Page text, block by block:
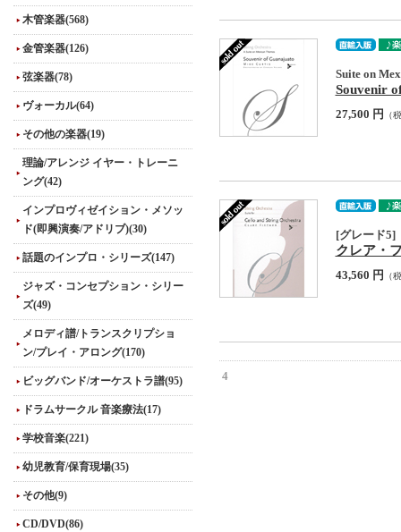
木管楽器(568)
金管楽器(126)
弦楽器(78)
ヴォーカル(64)
その他の楽器(19)
理論/アレンジ イヤー・トレーニ
ング(42)
インプロヴィゼイション・メソッ
ド(即興演奏/アドリブ)(30)
話題のインプロ・シリーズ(147)
ジャズ・コンセプション・シリー
ズ(49)
メロディ譜/トランスクリプショ
ン/プレイ・アロング(170)
ビッグバンド/オーケストラ譜(95)
ドラムサークル 音楽療法(17)
学校音楽(221)
幼児教育/保育現場(35)
その他(9)
CD/DVD(86)
Suite on
Souvenir
27,500 円 （
[グレード5]
クレア・
43,560 円 （
4